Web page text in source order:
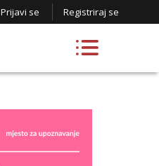
Prijavi se Registriraj se